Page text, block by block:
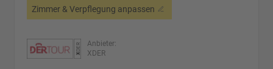
Zimmer & Verpflegung anpassen
Anbieter:
XDER